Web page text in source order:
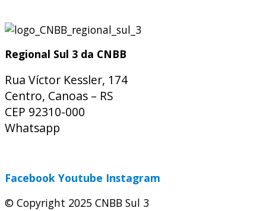
Regional Sul 3 da CNBB
Rua Víctor Kessler, 174
Centro, Canoas – RS
CEP 92310-000
Whatsapp
Facebook Youtube Instagram
© Copyright 2025 CNBB Sul 3